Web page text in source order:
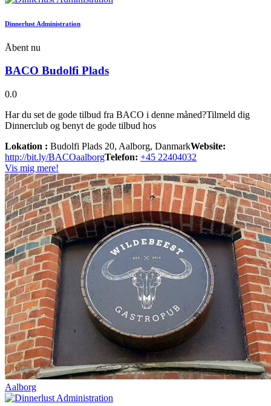
Dinnerlust Administration
Åbent nu
BACO Budolfi Plads
0.0
Har du set de gode tilbud fra BACO i denne måned?Tilmeld dig
Dinnerclub og benyt de gode tilbud hos
Lokation : Budolfi Plads 20, Aalborg, DanmarkWebsite:
http://bit.ly/BACOaalborgTelefon: +45 22404032
Vis mig mere!
Aalborg